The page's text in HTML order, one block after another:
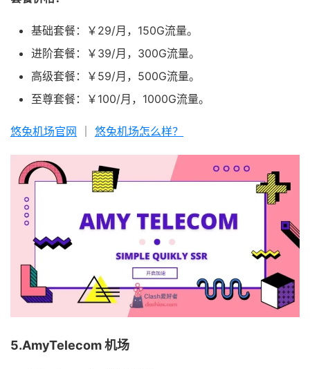
基础套餐：￥29/月，150G流量。
进阶套餐：￥39/月，300G流量。
高级套餐：￥59/月，500G流量。
至尊套餐：￥100/月，1000G流量。
悠兔机场官网 悠兔机场怎么样？
5.AmyTelecom 机场